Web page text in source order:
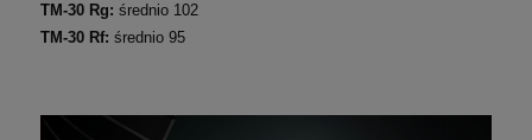
TM-30 Rg: średnio 102
TM-30 Rf: średnio 95